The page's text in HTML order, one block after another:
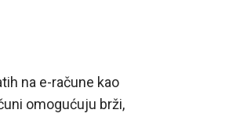
na e-račune kao
omogućuju brži,